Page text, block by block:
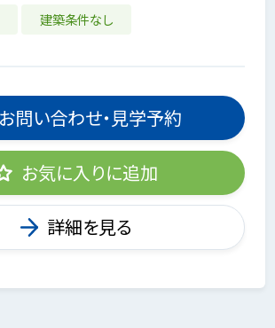
建築条件なし
お問い合わせ・見学予約
お気に入りに追加
詳細を見る